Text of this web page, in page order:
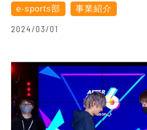
e-sports部 事業紹介
2024/03/01